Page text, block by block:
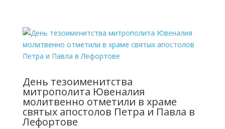
День тезоименитства
митрополита Ювеналия
молитвенно отметили в храме
святых апостолов Петра и Павла в
Лефортове